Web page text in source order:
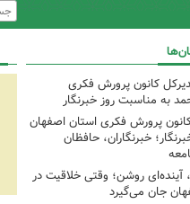
کانون پرورش فکری
به مناسبت روز خبرنگار
پرورش فکری استان اصفهان
خبرنگاران، حافظان
آینده‌ای روشن؛ وقتی خلاقیت در
جان می‌گیرد